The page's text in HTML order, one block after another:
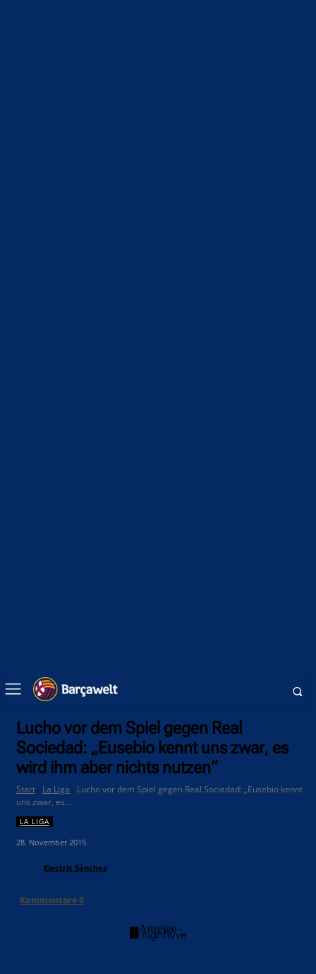
Lucho vor dem Spiel gegen Real
Sociedad: „Eusebio kennt uns zwar, es
wird ihm aber nichts nutzen“
Start La Liga
Lucho vor dem Spiel gegen Real Sociedad: „Eusebio kennt
uns zwar, es...
LA LIGA
28. November 2015
Electric Sánchez
Kommentare0
- Anzeige -